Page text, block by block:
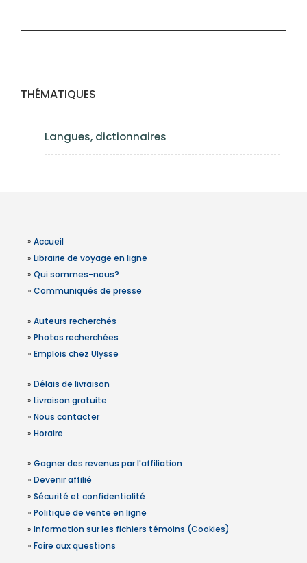
THÉMATIQUES
Langues, dictionnaires
» Accueil
» Librairie de voyage en ligne
» Qui sommes-nous?
» Communiqués de presse
» Auteurs recherchés
» Photos recherchées
» Emplois chez Ulysse
» Délais de livraison
» Livraison gratuite
» Nous contacter
» Horaire
» Gagner des revenus par l'affiliation
» Devenir affilié
» Sécurité et confidentialité
» Politique de vente en ligne
» Information sur les fichiers témoins (Cookies)
» Foire aux questions